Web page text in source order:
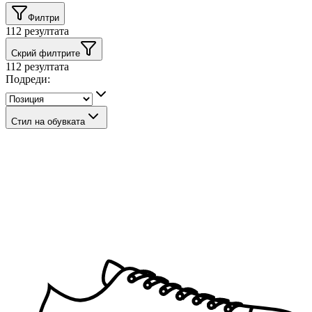
Филтри
112 резултата
Скрий филтрите
112 резултата
Подреди:
Стил на обувката